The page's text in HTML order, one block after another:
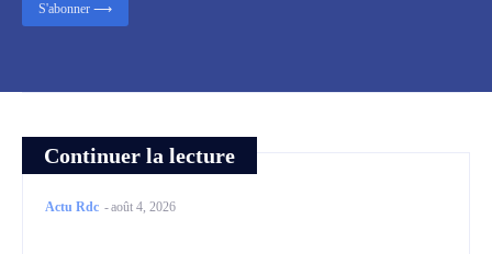
Continuer la lecture
Actu Rdc -août 4, 2026
S'abonner ⟶